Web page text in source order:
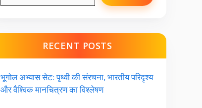
RECENT POSTS
भूगोल अभ्यास सेट: पृथ्वी की संरचना, भारतीय परिदृश्य
और वैश्विक मानचित्रण का विश्लेषण